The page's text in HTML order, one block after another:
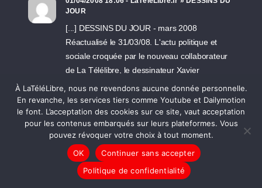
JOUR
[...] DESSINS DU JOUR - mars 2008
Réactualisé le 31/03/08. L'actu politique et
sociale croquée par le nouveau collaborateur
de La Télélibre, le dessinateur Xavier
Lacombe. Vendredi 31 mars 2008 : ... [lire la
suite] Voir tous les articles et brèves RSS
Podcast [...]
31/03/2008 19:27 - ouam-chotte
D'accord avec Jane (post 24)
À LaTéléLibre, nous ne revendons aucune donnée personnelle.
En revanche, les services tiers comme Youtube et Dailymotion
le font. L’acceptation des cookies sur ce site, vaut acceptation
pour les contenus embarqués sur leurs plateformes. Vous
pouvez révoquer votre choix à tout moment.
OK
Continuer sans accepter
Politique de confidentialité